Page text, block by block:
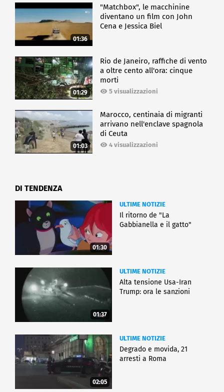
01:36
"Matchbox", le macchinine
diventano un film con John
Cena e Jessica Biel
01:29
Rio de Janeiro, raffiche di vento
a oltre cento all'ora: cinque
morti
5 visualizzazioni
01:03
Marocco, centinaia di migranti
arrivano nell'enclave spagnola
di Ceuta
4 visualizzazioni
DI TENDENZA
01:30
ULTIME NOTIZIE
Il ritorno de "La
Gabbianella e il gatto"
01:37
ULTIME NOTIZIE
Alta tensione Usa-Iran
Trump: ora le sanzioni
02:05
ULTIME NOTIZIE
Degrado e movida, 21
arresti a Roma